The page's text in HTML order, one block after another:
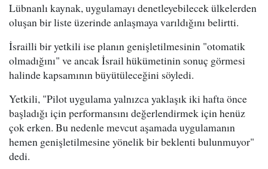
Lübnanlı kaynak, uygulamayı denetleyebilecek ülkelerden
oluşan bir liste üzerinde anlaşmaya varıldığını belirtti.
İsrailli bir yetkili ise planın genişletilmesinin "otomatik
olmadığını" ve ancak İsrail hükümetinin sonuç görmesi
halinde kapsamının büyütüleceğini söyledi.
Yetkili, "Pilot uygulama yalnızca yaklaşık iki hafta önce
başladığı için performansını değerlendirmek için henüz
çok erken. Bu nedenle mevcut aşamada uygulamanın
hemen genişletilmesine yönelik bir beklenti bulunmuyor"
dedi.